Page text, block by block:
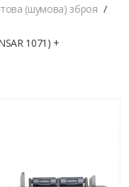
(шумова) зброя
1071) +